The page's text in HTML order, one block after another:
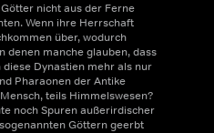
nicht aus der Ferne
Wenn ihre Herrschaft
über, wodurch
denen manche glauben, dass
Dynastien mehr als nur
Pharaonen der Antike
teils Himmelswesen?
noch Spuren außerirdischer
Göttern geerbt